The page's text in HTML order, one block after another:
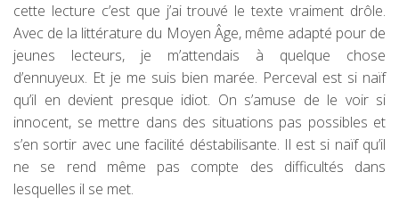
cette lecture c’est que j’ai trouvé le texte vraiment drôle.
Avec de la littérature du Moyen Âge, même adapté pour de
jeunes lecteurs, je m’attendais à quelque chose
d’ennuyeux. Et je me suis bien marée. Perceval est si naïf
qu’il en devient presque idiot. On s’amuse de le voir si
innocent, se mettre dans des situations pas possibles et
s’en sortir avec une facilité déstabilisante. Il est si naïf qu’il
ne se rend même pas compte des difficultés dans
lesquelles il se met.